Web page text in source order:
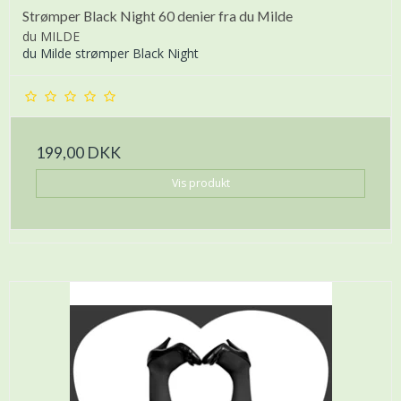
Strømper Black Night 60 denier fra du Milde
du MILDE
du Milde strømper Black Night
199,00 DKK
Vis produkt